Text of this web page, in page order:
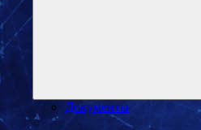
Документы